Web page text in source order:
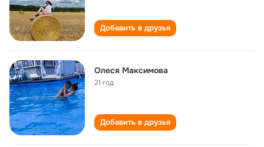
Добавить в друзья
Олеся Максимова
21 год
Добавить в друзья